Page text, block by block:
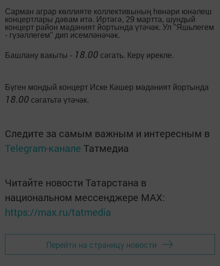
Сарман аграр көллияте коллективының һөнәри юнәлеш
концертлары дәвам итә. Иртәгә, 29 мартта, шундый
концерт район мәдәният йортында үтәчәк. Ул "Яшьлегем
- гүзәллегем" дип исемләнәчәк.
Башлану вакыты - 18.00 сәгать. Керү ирекле.
Бүген мондый концерт Иске Кәшер мәдәният йортында
18.00 сәгатьтә үтәчәк.
Следите за самым важным и интересным в
Telegram-канале Татмедиа
Читайте новости Татарстана в
национальном мессенджере MАХ:
https://max.ru/tatmedia
Перейти на страницу новости